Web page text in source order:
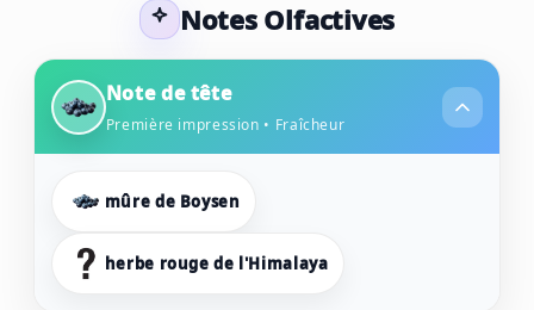
Notes Olfactives
Note de tête
Première impression • Fraîcheur
mûre de Boysen
herbe rouge de l'Himalaya